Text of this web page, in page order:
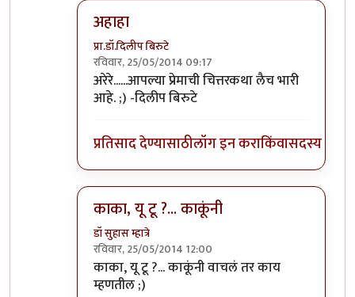
अहाहा
प्रा.डॉ.दिलीप बिरुटे
रविवार, 25/05/2014 09:17
In reply toकाय सांगू....byप्रभाकर पेठकर
अरेरे......आपल्या प्रेमाची चित्तरकथा लैच भारी
आहे. ;) -दिलीप बिरुटे
प्रतिसाद देण्यासाठीलॉग इन कराकिंवासदस्य व्हा
काका, यू टू ?... काकूंनी
डॉ सुहास म्हात्रे
रविवार, 25/05/2014 12:00
In reply toकाय सांगू....byप्रभाकर पेठकर
काका, यू टू ?... काकूंनी वाचलं तर काय
म्हणतील ;)